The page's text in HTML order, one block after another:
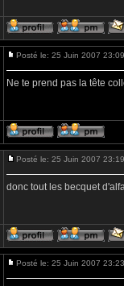
Posté le: 25 Juin 2007 23:09
Ne te prend pas la tête
Posté le: 25 Juin 2007 23:19
donc tout les becquet
Posté le: 25 Juin 2007 23:23